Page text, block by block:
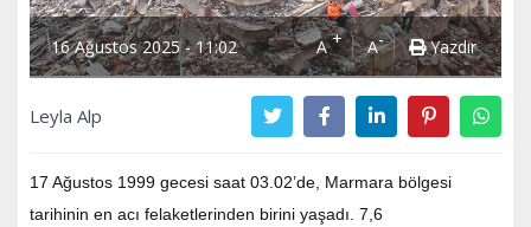
16 Ağustos 2025 - 11:02 A+ A- Yazdır
Leyla Alp
17 Ağustos 1999 gecesi saat 03.02’de, Marmara bölgesi
tarihinin en acı felaketlerinden birini yaşadı. 7,6